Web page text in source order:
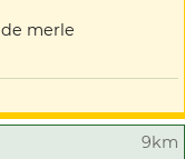
merle
9km